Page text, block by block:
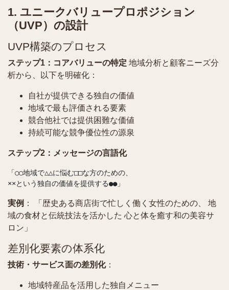
1. ユニークバリュープロポジション
（UVP）の設計
UVP構築のプロセス
ステップ1：コアバリューの特定 地域分析と顧客ニーズ分
析から、以下を明確化：
自社が提供できる独自の価値
地域で最も評価される要素
競合他社では提供困難な価値
持続可能な競争優位性の源泉
ステップ2：メッセージの言語化
「○○地域で△△に悩む□□な方のための、
実例 ： 「歴史ある商店街で忙しく働く女性のための、 地
域の食材と伝統技法を活かした 心と体を癒す和の美容サ
ロン」
差別化要素の体系化
技術・サービス面の差別化：
地域特産品を活用した独自メニュー